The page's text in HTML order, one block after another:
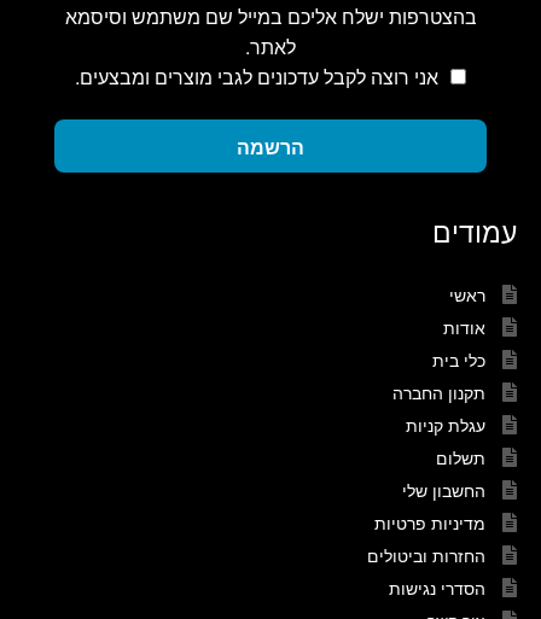
בהצטרפות ישלח אליכם במייל שם משתמש וסיסמא
לאתר.
אני רוצה לקבל עדכונים לגבי מוצרים ומבצעים.
הרשמה
עמודים
ראשי
אודות
כלי בית
תקנון החברה
עגלת קניות
תשלום
החשבון שלי
מדיניות פרטיות
החזרות וביטולים
הסדרי נגישות